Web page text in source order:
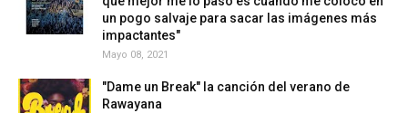
un pogo salvaje para sacar las imágenes más
impactantes"
Mayo 08, 2021
"Dame un Break" la canción del verano de
Rawayana